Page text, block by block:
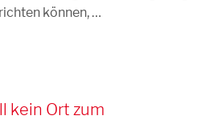
können, …
kein Ort zum